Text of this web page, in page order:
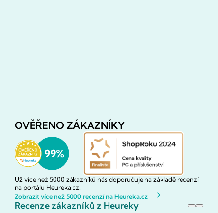
OVĚŘENO ZÁKAZNÍKY
Už více než 5000 zákazníků nás doporučuje na základě recenzí
na portálu Heureka.cz.
Zobrazit více než 5000 recenzí na Heureka.cz
Recenze zákazníků z Heureky